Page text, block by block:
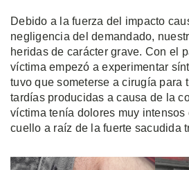
Debido a la fuerza del impacto
negligencia del demandado,
heridas de carácter grave. Con el
víctima empezó a experimentar
tuvo que someterse a cirugía para
tardías producidas a causa de la
víctima tenía dolores muy intensos
cuello a raíz de la fuerte sacudida